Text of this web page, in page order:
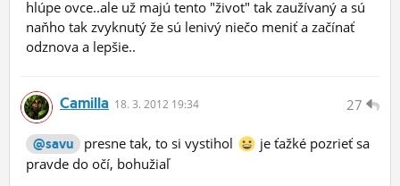
hlúpe ovce..ale už majú tento "život" tak zaužívaný a sú
naňho tak zvyknutý že sú lenivý niečo meniť a začínať
odznova a lepšie..
27
Camilla 18. 3. 2012 19:34
@savu presne tak, to si vystihol
je ťažké pozrieť sa
pravde do očí, bohužiaľ